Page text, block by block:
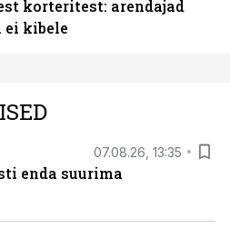
korteritest: arendajad
ei kibele
07.08.26, 13:35
enda suurima